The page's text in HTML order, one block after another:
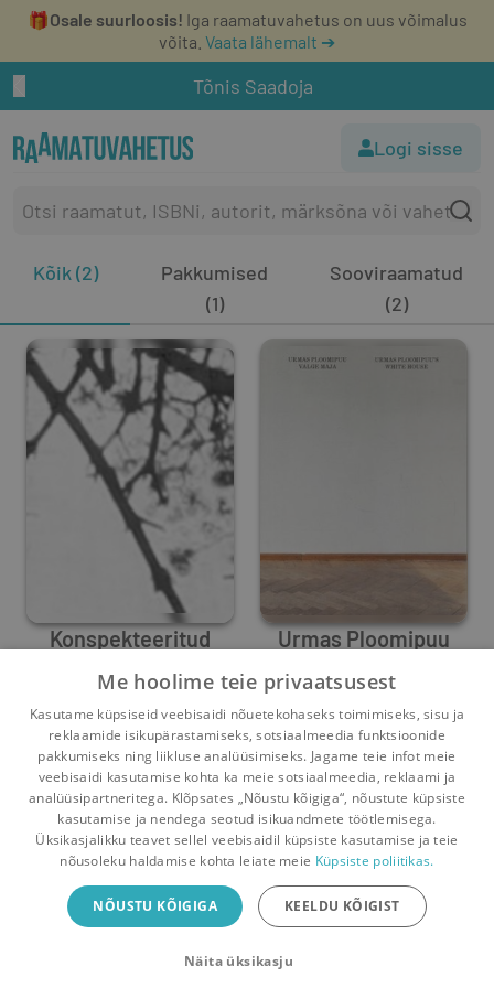
🎁Osale suurloosis! Iga raamatuvahetus on uus võimalus
võita. Vaata lähemalt ➔
Tõnis Saadoja
Logi sisse
Kõik (2)
Pakkumised
(1)
Sooviraamatud
(2)
Konspekteeritud
ruum
Aliina Astrova
0 4
Urmas Ploomipuu
valge maja
1 2
Pealehele Ostukorv Sõnumid Teated Konto
Raamatuvahetuse mobiiliäpp
Vaheta raamatuid veelgi mugavamalt!
Me hoolime teie privaatsusest
Kasutame küpsiseid veebisaidi nõuetekohaseks toimimiseks, sisu ja
reklaamide isikupärastamiseks, sotsiaalmeedia funktsioonide
pakkumiseks ning liikluse analüüsimiseks. Jagame teie infot meie
veebisaidi kasutamise kohta ka meie sotsiaalmeedia, reklaami ja
analüüsipartneritega. Klõpsates „Nõustu kõigiga“, nõustute küpsiste
kasutamise ja nendega seotud isikuandmete töötlemisega.
Üksikasjalikku teavet sellel veebisaidil küpsiste kasutamise ja teie
nõusoleku haldamise kohta leiate meie Küpsiste poliitikas.
NÕUSTU KÕIGIGA KEELDU KÕIGIST
Näita üksikasju